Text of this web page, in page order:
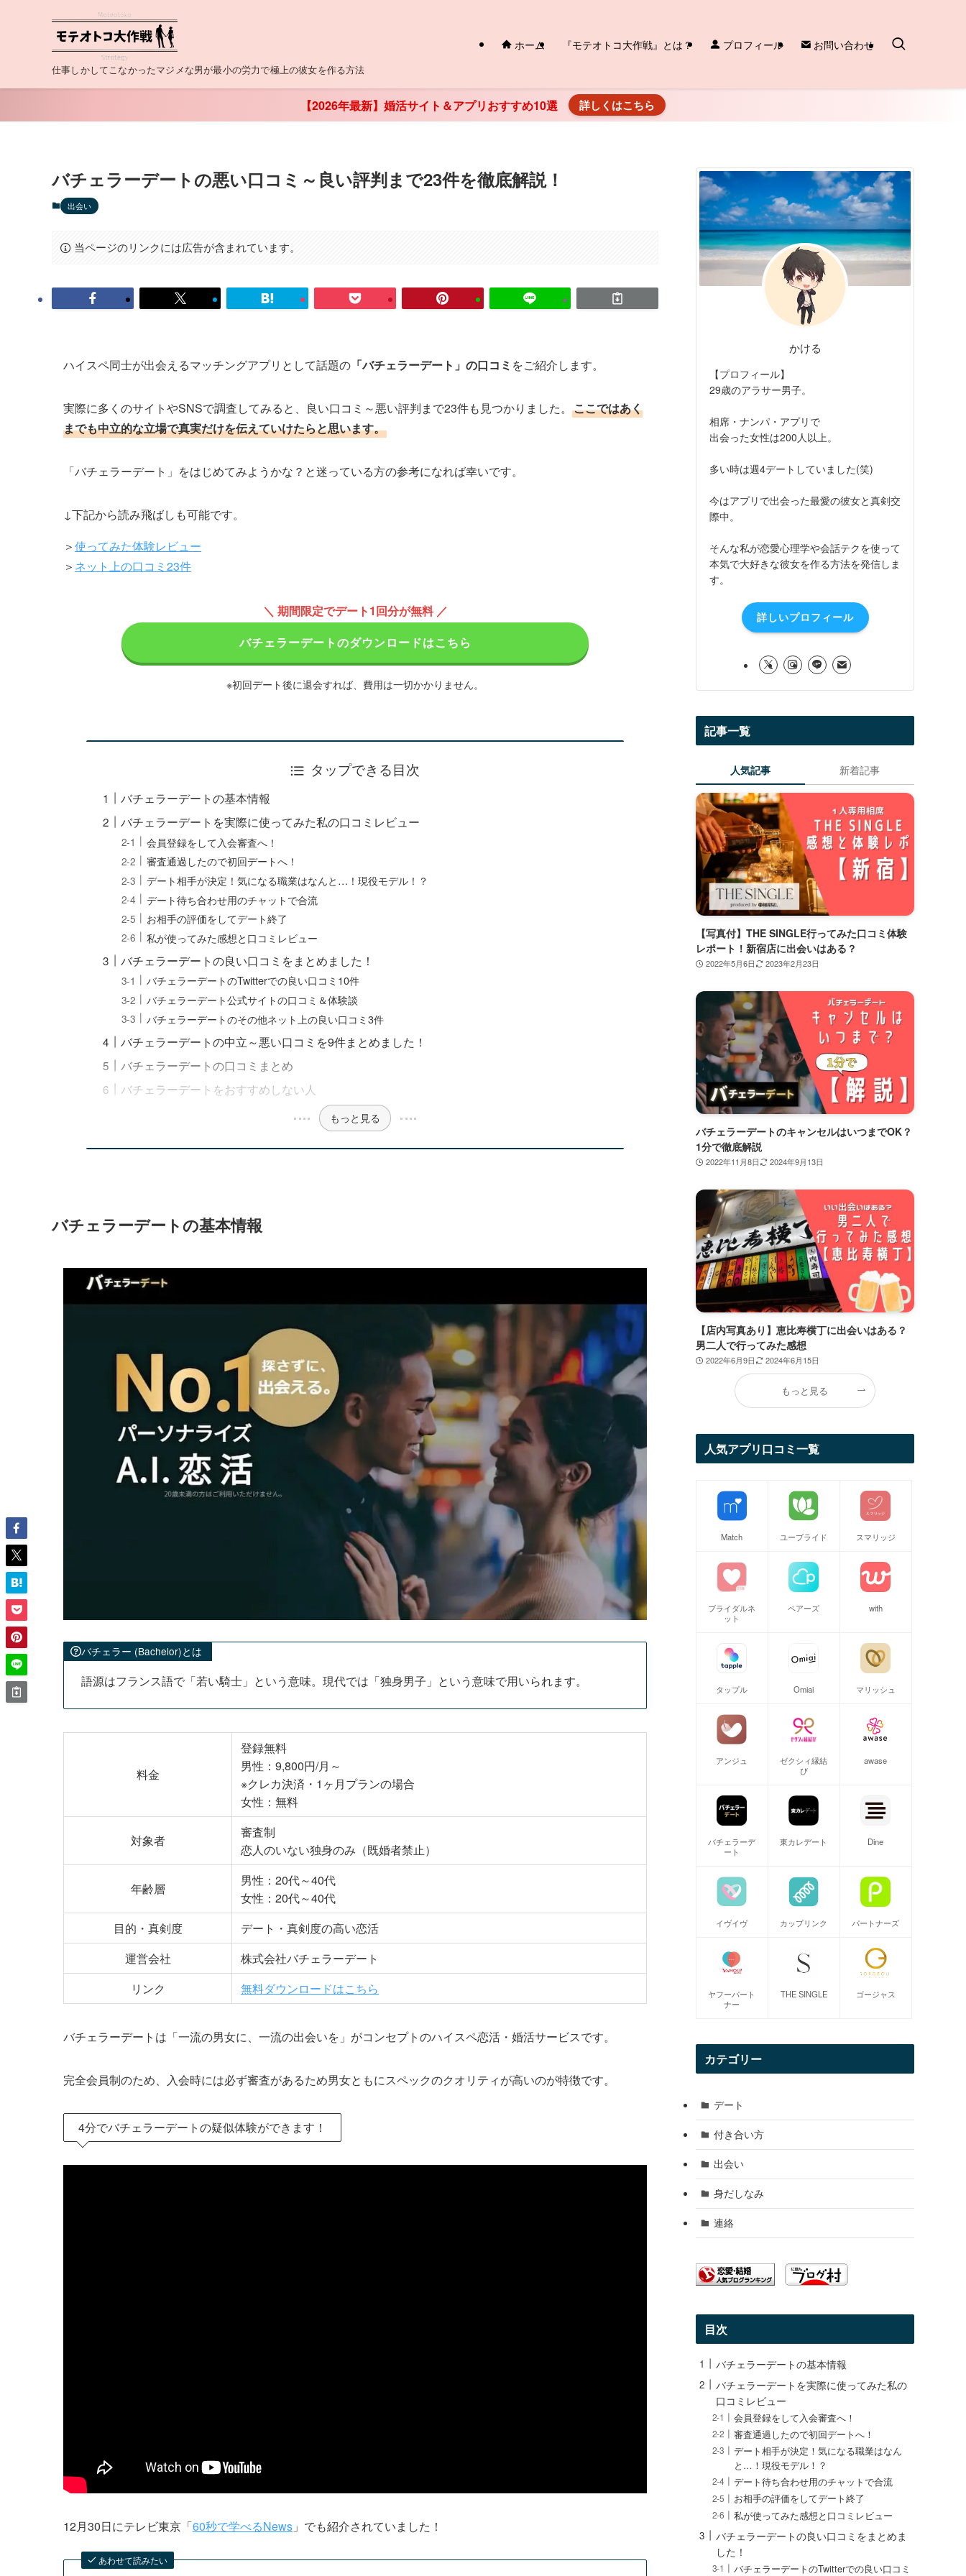
仕事しかしてこなかったマジメな男が最小の労力で極上の彼女を作る方法
ホーム 『モテオトコ大作戦』とは？ プロフィール お問い合わせ
【2026年最新】婚活サイト＆アプリおすすめ10選 詳しくはこちら
バチェラーデートの悪い口コミ～良い評判まで23件を徹底解説！
出会い
当ページのリンクには広告が含まれています。
ハイスペ同士が出会えるマッチングアプリとして話題の 「バチェラーデート」の口コミ をご紹介します。
実際に多くのサイトやSNSで調査してみると、良い口コミ～悪い評判まで23件も見つかりました。 ここではあく
までも中立的な立場で真実だけを伝えていけたらと思います。
「バチェラーデート」をはじめてみようかな？と迷っている方の参考になれば幸いです。
↓下記から読み飛ばしも可能です。
＞使ってみた体験レビュー
＞ ネット上の口コミ23件
＼ 期間限定でデート1回分が無料 ／
バチェラーデートのダウンロードはこちら
※初回デート後に退会すれば、費用は一切かかりません。
タップできる目次
バチェラーデートの基本情報
バチェラーデートを実際に使ってみた私の口コミレビュー
会員登録をして入会審査へ！
審査通過したので初回デートへ！
デート相手が決定！気になる職業はなんと…！現役モデル！？
デート待ち合わせ用のチャットで合流
お相手の評価をしてデート終了
私が使ってみた感想と口コミレビュー
バチェラーデートの良い口コミをまとめました！
バチェラーデートのTwitterでの良い口コミ10件
バチェラーデート公式サイトの口コミ＆体験談
バチェラーデートのその他ネット上の良い口コミ3件
バチェラーデートの中立～悪い口コミを9件まとめました！
バチェラーデートの口コミまとめ
バチェラーデートをおすすめしない人
もっと見る
バチェラーデートの基本情報
バチェラー (Bachelor)とは
語源はフランス語で「若い騎士」という意味。現代では「独身男子」という意味で用いられます。
料金
登録無料
男性：9,800円/月～
※クレカ決済・1ヶ月プランの場合
女性：無料
対象者
審査制
恋人のいない独身のみ （既婚者禁止）
年齢層
男性：20代～40代
女性：20代～40代
目的・真剣度
デート・真剣度の高い恋活
運営会社
株式会社バチェラーデート
リンク
無料ダウンロードはこちら
バチェラーデートは「一流の男女に、一流の出会いを」がコンセプトのハイスペ恋活・婚活サービスです。
完全会員制のため、入会時には必ず審査があるため男女ともにスペックのクオリティが高いのが特徴です。
4分でバチェラーデートの疑似体験ができます！
12月30日にテレビ東京「60秒で学べるNews 」でも紹介されていました！
あわせて読みたい
かける
【プロフィール】
29歳のアラサー男子。
相席・ナンパ・アプリで
出会った女性は200人以上。
多い時は週4デートしていました(笑)
今はアプリで出会った最愛の彼女と真剣交
際中。
そんな私が恋愛心理学や会話テクを使って
本気で大好きな彼女を作る方法を発信しま
す。
詳しいプロフィール
記事一覧
人気記事 新着記事
【写真付】THE SINGLE行ってみた口コミ体験
レポート！新宿店に出会いはある？
2022年5月6日 2023年2月23日
バチェラーデートのキャンセルはいつまでOK？
1分で徹底解説
2022年11月8日 2024年9月13日
【店内写真あり】恵比寿横丁に出会いはある？
男二人で行ってみた感想
2022年6月9日 2024年6月15日
もっと見る
人気アプリ口コミ一覧
Match ユーブライド スマリッジ
ブライダルネ
ット
ペアーズ with
タップル Omiai マリッシュ
アンジュ
ゼクシィ縁結
び
awase
バチェラーデ
ート
東カレデート Dine
イヴイヴ カップリンク パートナーズ
ヤフーパート
ナー
THE SINGLE ゴージャス
カテゴリー
デート
付き合い方
出会い
身だしなみ
連絡
目次
バチェラーデートの基本情報
バチェラーデートを実際に使ってみた私の
口コミレビュー
会員登録をして入会審査へ！
審査通過したので初回デートへ！
デート相手が決定！気になる職業はなん
と…！現役モデル！？
デート待ち合わせ用のチャットで合流
お相手の評価をしてデート終了
私が使ってみた感想と口コミレビュー
バチェラーデートの良い口コミをまとめま
した！
バチェラーデートのTwitterでの良い口コミ